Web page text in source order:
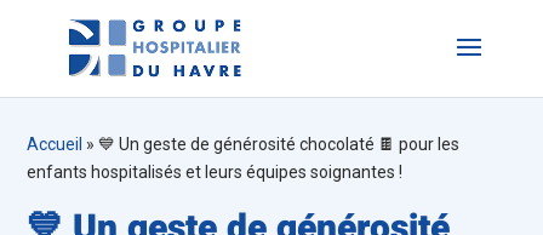
Accueil »💙 Un geste de générosité chocolaté 🍫 pour les
enfants hospitalisés et leurs équipes soignantes !